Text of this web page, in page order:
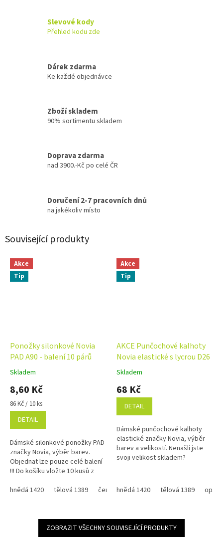
Slevové kody
Přehled kodu zde
Dárek zdarma
Ke každé objednávce
Zboží skladem
90% sortimentu skladem
Doprava zdarma
nad 3900.-Kč po celé ČR
Doručení 2-7 pracovních dnů
na jakékoliv místo
Související produkty
Akce
Tip
Ponožky silonkové Novia
PAD A90 - balení 10 párů
Průměrné
hodnocení
produktu
je
5,0
5
hvězdiček.
Skladem
8,60 Kč
Měrná
cena:
86 Kč / 10 ks
DETAIL
Dámské silonkové ponožky PAD
značky Novia, výběr barev.
Objednat lze pouze celé balení
!!! Do košíku vložte 10 kusů z
hnědá 1420
tělová 1389 černá 999 bílá 111
Akce
Tip
AKCE Punčochové kalhoty
Novia elastické s lycrou D26
Průměrné
hodnocení
produktu
5,0
5
hvězdiček.
Skladem
68 Kč
DETAIL
Dámské punčochové kalhoty
elastické značky Novia, výběr
barev a velikostí. Nenašli jste
svoji velikost skladem?
hnědá 1420 tělová 1389
ZOBRAZIT VŠECHNY SOUVISEJÍCÍ PRODUKTY